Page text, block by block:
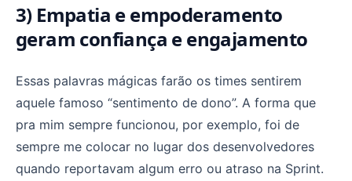
3) Empatia e empoderamento
geram confiança e engajamento
Essas palavras mágicas farão os times sentirem
aquele famoso “sentimento de dono”. A forma que
pra mim sempre funcionou, por exemplo, foi de
sempre me colocar no lugar dos desenvolvedores
quando reportavam algum erro ou atraso na Sprint.